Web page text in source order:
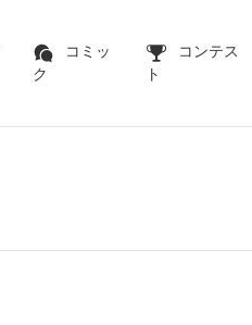
コミッ
ク
コンテス
ト